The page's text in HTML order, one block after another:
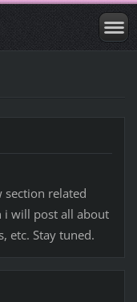
related
i will post all about
etc. Stay tuned.